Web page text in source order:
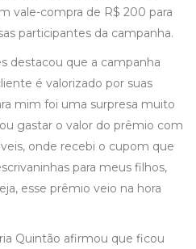
vale-compra de R$ 200 para
participantes da campanha.
destacou que a campanha
é valorizado por suas
mim foi uma surpresa muito
gastar o valor do prêmio com
onde recebi o cupom que
para meus filhos,
esse prêmio veio na hora
Quintão afirmou que ficou